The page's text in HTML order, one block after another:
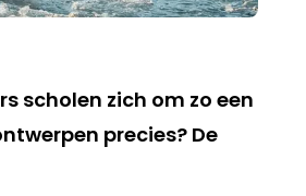
scholen zich om zo een
precies? De